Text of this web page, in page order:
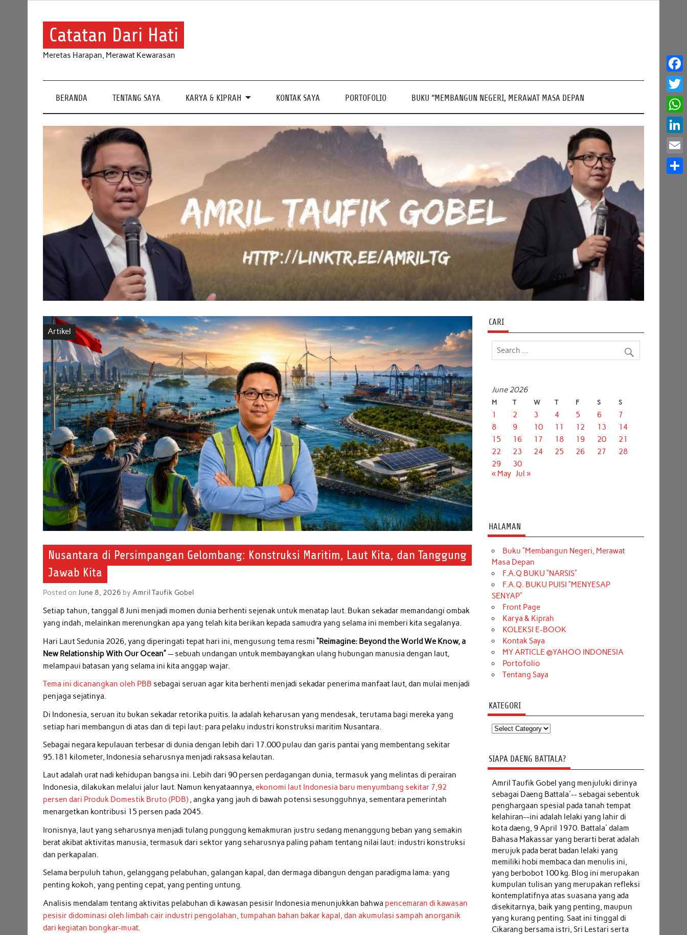
Catatan Dari Hati
Meretas Harapan, Merawat Kewarasan
BERANDA TENTANG SAYA KARYA & KIPRAH KONTAK SAYA PORTOFOLIO BUKU “MEMBANGUN NEGERI, MERAWAT MASA DEPAN
Artikel
Nusantara di Persimpangan Gelombang: Konstruksi Maritim, Laut Kita, dan Tanggung
Jawab Kita
Posted onJune 8, 2026 byAmril Taufik Gobel
Setiap tahun, tanggal 8 Juni menjadi momen dunia berhenti sejenak untuk menatap laut. Bukan sekadar memandangi ombak
yang indah, melainkan merenungkan apa yang telah kita berikan kepada samudra yang selama ini memberi kita segalanya.
Hari Laut Sedunia 2026, yang diperingati tepat hari ini, mengusung tema resmi“Reimagine: Beyond the World We Know, a
New Relationship With Our Ocean”— sebuah undangan untuk membayangkan ulang hubungan manusia dengan laut,
melampaui batasan yang selama ini kita anggap wajar.
Tema ini dicanangkan oleh PBB sebagai seruan agar kita berhenti menjadi sekadar penerima manfaat laut, dan mulai menjadi
penjaga sejatinya.
Di Indonesia, seruan itu bukan sekadar retorika puitis. Ia adalah keharusan yang mendesak, terutama bagi mereka yang
setiap hari membangun di atas dan di tepi laut: para pelaku industri konstruksi maritim Nusantara.
Sebagai negara kepulauan terbesar di dunia dengan lebih dari 17.000 pulau dan garis pantai yang membentang sekitar
95.181 kilometer, Indonesia seharusnya menjadi raksasa kelautan.
Laut adalah urat nadi kehidupan bangsa ini. Lebih dari 90 persen perdagangan dunia, termasuk yang melintas di perairan
Indonesia, dilakukan melalui jalur laut. Namun kenyataannya,ekonomi laut Indonesia baru menyumbang sekitar 7,92
persen dari Produk Domestik Bruto (PDB), angka yang jauh di bawah potensi sesungguhnya, sementara pemerintah
menargetkan kontribusi 15 persen pada 2045.
Ironisnya, laut yang seharusnya menjadi tulang punggung kemakmuran justru sedang menanggung beban yang semakin
berat akibat aktivitas manusia, termasuk dari sektor yang seharusnya paling paham tentang nilai laut: industri konstruksi
dan perkapalan.
Selama berpuluh tahun, gelanggang pelabuhan, galangan kapal, dan dermaga dibangun dengan paradigma lama: yang
penting kokoh, yang penting cepat, yang penting untung.
Analisis mendalam tentang aktivitas pelabuhan di kawasan pesisir Indonesia menunjukkan bahwa pencemaran di kawasan
pesisir didominasi oleh limbah cair industri pengolahan, tumpahan bahan bakar kapal, dan akumulasi sampah anorganik
dari kegiatan bongkar-muat.
CARI
June 2026
M T W T F S S
1 2 3 4 5 6
7
8
9 10 11 12 13
14
15
16 17 18 19 20
21
22
23 24 25 26 27
28
29
30
« May Jul »
HALAMAN
Buku “Membangun Negeri, Merawat
Masa Depan
F.A.Q BUKU “NARSIS”
F.A.Q. BUKU PUISI “MENYESAP
SENYAP”
Front Page
Karya & Kiprah
KOLEKSI E-BOOK
Kontak Saya
MY ARTICLE @YAHOO INDONESIA
Portofolio
Tentang Saya
KATEGORI
Kategori
SIAPA DAENG BATTALA?
Amril Taufik Gobel yang menjuluki dirinya
sebagai Daeng Battala'-- sebagai sebentuk
penghargaan spesial pada tanah tempat
kelahiran--ini adalah lelaki yang lahir di
kota daeng, 9 April 1970. Battala' dalam
Bahasa Makassar yang berarti berat adalah
merujuk pada berat badan lelaki yang
memiliki hobi membaca dan menulis ini,
yang berbobot 100 kg. Blog ini merupakan
kumpulan tulisan yang merupakan refleksi
kontemplatifnya atas suasana yang ada
disekitarnya, baik yang penting, maupun
yang kurang penting. Saat ini tinggal di
Cikarang bersama istri, Sri Lestari serta
Email